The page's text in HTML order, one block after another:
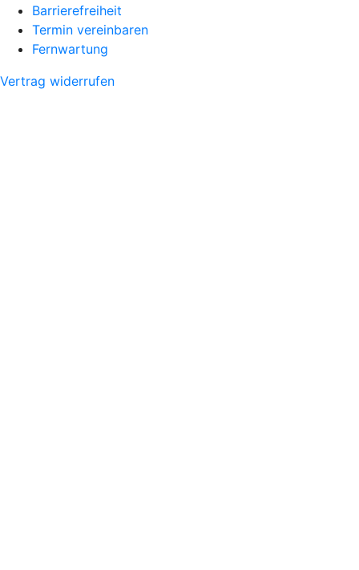
Barrierefreiheit
Termin vereinbaren
Fernwartung
Vertrag widerrufen